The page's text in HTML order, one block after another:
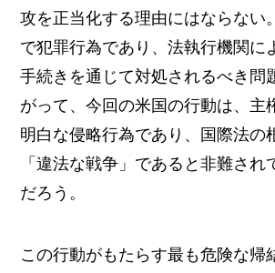
攻を正当化する理由にはならない
で犯罪行為であり、法執行機関に
手続きを通じて対処されるべき問
がって、今回の米国の行動は、主
明白な侵略行為であり、国際法の
「違法な戦争」であると非難され
だろう。
この行動がもたらす最も危険な帰